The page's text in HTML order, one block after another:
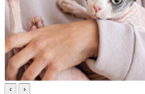
‹ ›